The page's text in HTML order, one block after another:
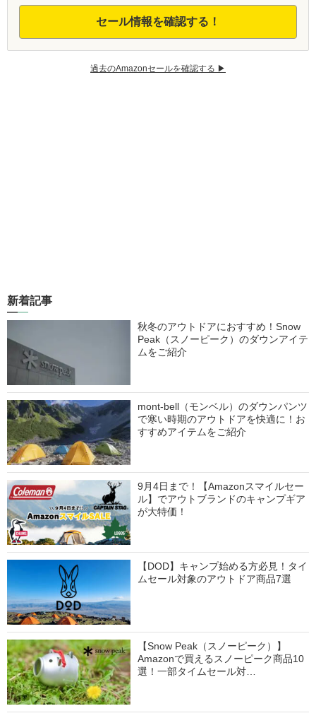
セール情報を確認する！
過去のAmazonセールを確認する ▶︎
新着記事
秋冬のアウトドアにおすすめ！Snow
Peak（スノーピーク）のダウンアイテ
ムをご紹介
mont-bell（モンベル）のダウンパンツ
で寒い時期のアウトドアを快適に！お
すすめアイテムをご紹介
9月4日まで！【Amazonスマイルセー
ル】でアウトブランドのキャンプギア
が大特価！
【DOD】キャンプ始める方必見！タイ
ムセール対象のアウトドア商品7選
【Snow Peak（スノーピーク）】
Amazonで買えるスノーピーク商品10
選！一部タイムセール対…